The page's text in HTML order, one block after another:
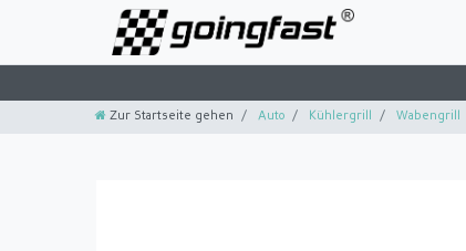
Zur Startseite gehen Auto Kühlergrill Wabengrill